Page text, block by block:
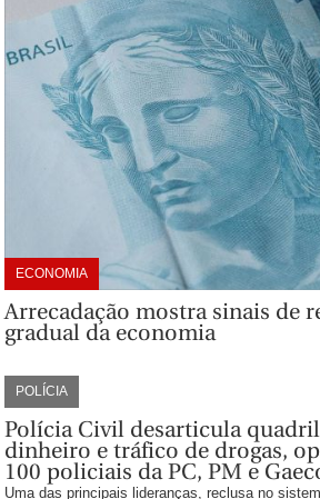
ECONOMIA
Arrecadação mostra sinais de
gradual da economia
POLÍCIA
Polícia Civil desarticula
dinheiro e tráfico de drogas,
100 policiais da PC, PM e
Uma das principais lideranças, reclusa no